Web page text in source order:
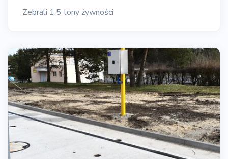
Zebrali 1,5 tony żywności